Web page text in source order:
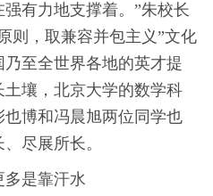
有力地支撑着。”朱校长
则，取兼容并包主义”文化
至全世界各地的英才提
壤，北京大学的数学科
博和冯晨旭两位同学也
尽展所长。
是靠汗水